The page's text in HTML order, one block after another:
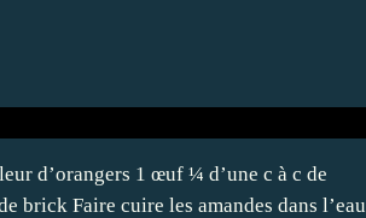
d’orangers 1 œuf ¼ d’une c à c de
brick Faire cuire les amandes dans l’eau